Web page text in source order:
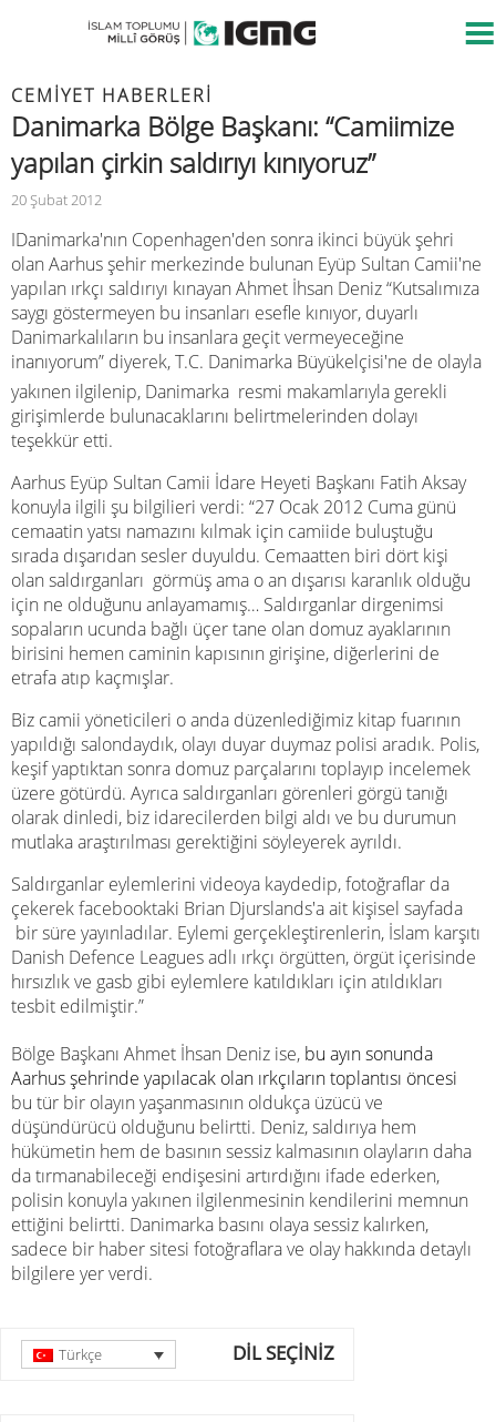
CEMIYET HABERLERI
Danimarka Bölge Başkanı: “Camiimize
yapılan çirkin saldırıyı kınıyoruz”
20 Şubat 2012
IDanimarka'nın Copenhagen'den sonra ikinci büyük şehri
olan Aarhus şehir merkezinde bulunan Eyüp Sultan Camii'ne
yapılan ırkçı saldırıyı kınayan Ahmet İhsan Deniz “Kutsalımıza
saygı göstermeyen bu insanları esefle kınıyor, duyarlı
Danimarkalıların bu insanlara geçit vermeyeceğine
inanıyorum” diyerek, T.C. Danimarka Büyükelçisi'ne de olayla
yakınen ilgilenip, Danimarka resmi makamlarıyla gerekli
girişimlerde bulunacaklarını belirtmelerinden dolayı
teşekkür etti.
Aarhus Eyüp Sultan Camii İdare Heyeti Başkanı Fatih Aksay
konuyla ilgili şu bilgilieri verdi: “27 Ocak 2012 Cuma günü
cemaatin yatsı namazını kılmak için camiide buluştuğu
sırada dışarıdan sesler duyuldu. Cemaatten biri dört kişi
olan saldırganları görmüş ama o an dışarısı karanlık olduğu
için ne olduğunu anlayamamış… Saldırganlar dirgenimsi
sopaların ucunda bağlı üçer tane olan domuz ayaklarının
birisini hemen caminin kapısının girişine, diğerlerini de
etrafa atıp kaçmışlar.
Biz camii yöneticileri o anda düzenlediğimiz kitap fuarının
yapıldığı salondaydık, olayı duyar duymaz polisi aradık. Polis,
keşif yaptıktan sonra domuz parçalarını toplayıp incelemek
üzere götürdü. Ayrıca saldırganları görenleri görgü tanığı
olarak dinledi, biz idarecilerden bilgi aldı ve bu durumun
mutlaka araştırılması gerektiğini söyleyerek ayrıldı.
Saldırganlar eylemlerini videoya kaydedip, fotoğraflar da
çekerek facebooktaki Brian Djurslands'a ait kişisel sayfada
bir süre yayınladılar. Eylemi gerçekleştirenlerin, İslam karşıtı
Danish Defence Leagues adlı ırkçı örgütten, örgüt içerisinde
hırsızlık ve gasb gibi eylemlere katıldıkları için atıldıkları
tesbit edilmiştir.”
Bölge Başkanı Ahmet İhsan Deniz ise, bu ayın sonunda
Aarhus şehrinde yapılacak olan ırkçıların toplantısı öncesi
bu tür bir olayın yaşanmasının oldukça üzücü ve
düşündürücü olduğunu belirtti. Deniz, saldırıya hem
hükümetin hem de basının sessiz kalmasının olayların daha
da tırmanabileceği endişesini artırdığını ifade ederken,
polisin konuyla yakınen ilgilenmesinin kendilerini memnun
ettiğini belirtti. Danimarka basını olaya sessiz kalırken,
sadece bir haber sitesi fotoğraflara ve olay hakkında detaylı
bilgilere yer verdi.
DİL SEÇİNİZ
Türkçe